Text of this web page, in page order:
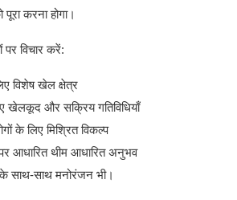
करना होगा।
पर विचार करें:
विशेष खेल क्षेत्र
खेलकूद और सक्रिय गतिविधियाँ
के लिए मिश्रित विकल्प
पर आधारित थीम आधारित अनुभव
साथ-साथ मनोरंजन भी।